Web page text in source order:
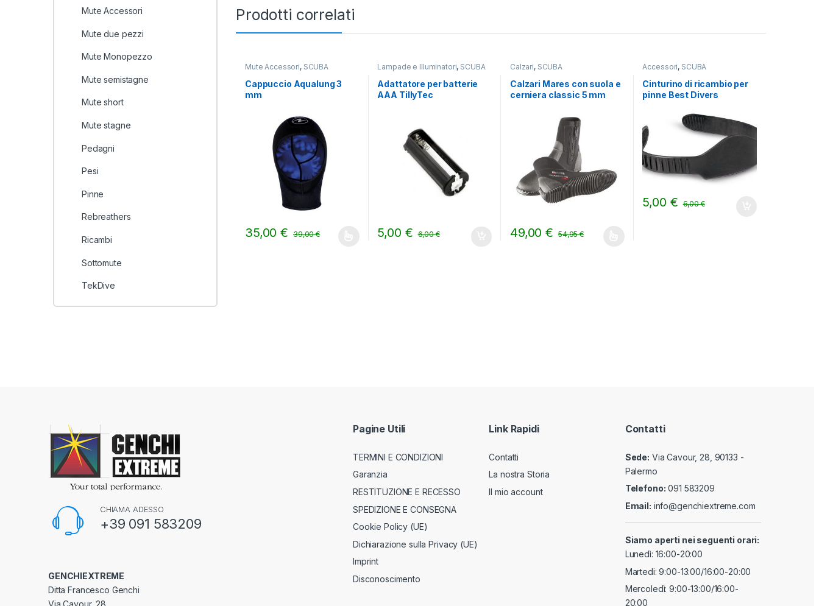
Prodotti correlati
Mute Accessori, SCUBA
Cappuccio Aqualung 3
mm
35,00€ 39,00€
Lampade e Illuminatori, SCUBA
Adattatore per batterie
AAA TillyTec
5,00 € 6,00€
Calzari, SCUBA
Calzari Mares con suola e
cerniera classic 5 mm
49,00€ 54,95€
Accessori, SCUBA
Cinturino di ricambio per
pinne Best Divers
5,00 € 6,00€
Mute Accessori
Mute due pezzi
Mute Monopezzo
Mute semistagne
Mute short
Mute stagne
Pedagni
Pesi
Pinne
Rebreathers
Ricambi
Sottomute
TekDive
CHIAMA ADESSO
+39 091 583209
GENCHIEXTREME
Ditta Francesco Genchi
Via Cavour, 28
Pagine Utili
TERMINI E CONDIZIONI
Garanzia
RESTITUZIONE E RECESSO
SPEDIZIONE E CONSEGNA
Cookie Policy (UE)
Dichiarazione sulla Privacy (UE)
Imprint
Disconoscimento
Link Rapidi
Contatti
La nostra Storia
Il mio account
Contatti
Sede: Via Cavour, 28, 90133 -
Palermo
Telefono: 091 583209
Email: info@genchiextreme.com
Siamo aperti nei seguenti orari:
Lunedì: 16:00-20:00
Martedi: 9:00-13:00/16:00-20:00
Mercoledì: 9:00-13:00/16:00-
20:00